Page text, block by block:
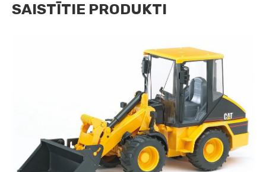
SAISTĪTIE PRODUKTI